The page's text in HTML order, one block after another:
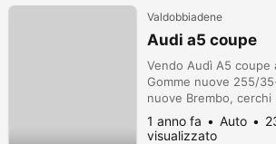
Valdobbiadene
Audi a5 coupe
Vendo Audì A5 coupe
Gomme nuove 255/
nuove Brembo,
cp4, iniettori sostituiti,
impeccabile, in
1 anno fa Auto
visualizzato